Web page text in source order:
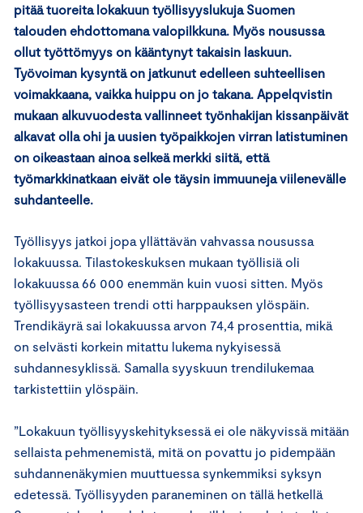
pitää tuoreita lokakuun työllisyyslukuja Suomen
talouden ehdottomana valopilkkuna. Myös nousussa
ollut työttömyys on kääntynyt takaisin laskuun.
Työvoiman kysyntä on jatkunut edelleen suhteellisen
voimakkaana, vaikka huippu on jo takana. Appelqvistin
mukaan alkuvuodesta vallinneet työnhakijan kissanpäivät
alkavat olla ohi ja uusien työpaikkojen virran latistuminen
on oikeastaan ainoa selkeä merkki siitä, että
työmarkkinatkaan eivät ole täysin immuuneja viilenevälle
suhdanteelle.
Työllisyys jatkoi jopa yllättävän vahvassa nousussa
lokakuussa. Tilastokeskuksen mukaan työllisiä oli
lokakuussa 66 000 enemmän kuin vuosi sitten. Myös
työllisyysasteen trendi otti harppauksen ylöspäin.
Trendikäyrä sai lokakuussa arvon 74,4 prosenttia, mikä
on selvästi korkein mitattu lukema nykyisessä
suhdannesyklissä. Samalla syyskuun trendilukemaa
tarkistettiin ylöspäin.
”Lokakuun työllisyyskehityksessä ei ole näkyvissä mitään
sellaista pehmenemistä, mitä on povattu jo pidempään
suhdannenäkymien muuttuessa synkemmiksi syksyn
edetessä. Työllisyyden paraneminen on tällä hetkellä